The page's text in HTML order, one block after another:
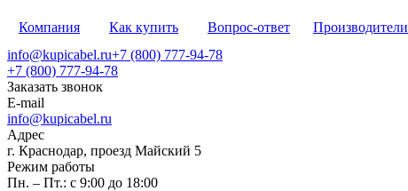
Компания Как купить Вопрос-ответ Производители
info@kupicabel.ru+7 (800) 777-94-78
+7 (800) 777-94-78
Заказать звонок
E-mail
info@kupicabel.ru
Адрес
г. Краснодар, проезд Майский 5
Режим работы
Пн. – Пт.: с 9:00 до 18:00